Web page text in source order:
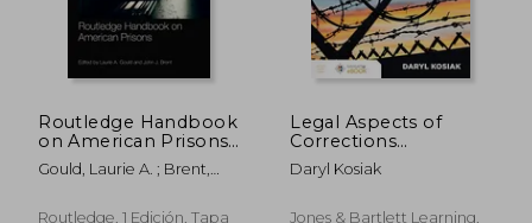
45% 40%
Routledge Handbook
on American Prisons
(Routledge
International
Inglés)
Gould, Laurie A. ; Brent,
Routledge, 1 Edición, Tapa
Legal Aspects of
Corrections
Management (en
Inglés)
Daryl Kosiak
Jones & Bartlett Learning,